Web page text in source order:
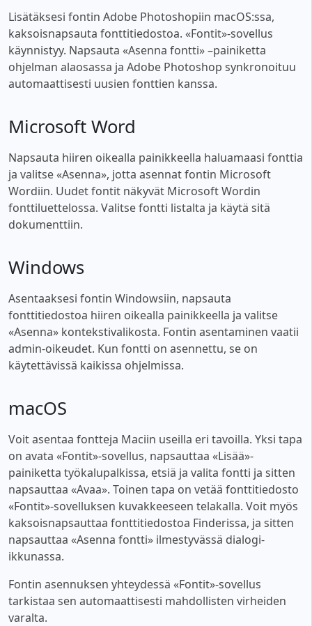
Lisätäksesi fontin Adobe Photoshopiin macOS:ssa,
kaksoisnapsauta fonttitiedostoa. «Fontit»-sovellus
käynnistyy. Napsauta «Asenna fontti» –painiketta
ohjelman alaosassa ja Adobe Photoshop synkronoituu
automaattisesti uusien fonttien kanssa.
Microsoft Word
Napsauta hiiren oikealla painikkeella haluamaasi fonttia
ja valitse «Asenna», jotta asennat fontin Microsoft
Wordiin. Uudet fontit näkyvät Microsoft Wordin
fonttiluettelossa. Valitse fontti listalta ja käytä sitä
dokumenttiin.
Windows
Asentaaksesi fontin Windowsiin, napsauta
fonttitiedostoa hiiren oikealla painikkeella ja valitse
«Asenna» kontekstivalikosta. Fontin asentaminen vaatii
admin-oikeudet. Kun fontti on asennettu, se on
käytettävissä kaikissa ohjelmissa.
macOS
Voit asentaa fontteja Maciin useilla eri tavoilla. Yksi tapa
on avata «Fontit»-sovellus, napsauttaa «Lisää»-
painiketta työkalupalkissa, etsiä ja valita fontti ja sitten
napsauttaa «Avaa». Toinen tapa on vetää fonttitiedosto
«Fontit»-sovelluksen kuvakkeeseen telakalla. Voit myös
kaksoisnapsauttaa fonttitiedostoa Finderissa, ja sitten
napsauttaa «Asenna fontti» ilmestyvässä dialogi-
ikkunassa.
Fontin asennuksen yhteydessä «Fontit»-sovellus
tarkistaa sen automaattisesti mahdollisten virheiden
varalta.